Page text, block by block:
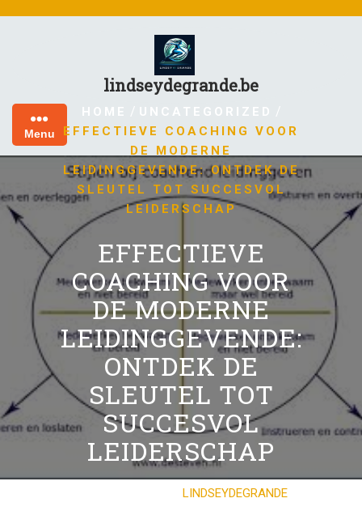
lindseydegrande.be
Menu
HOME / UNCATEGORIZED /
EFFECTIEVE COACHING VOOR
DE MODERNE
LEIDINGGEVENDE: ONTDEK DE
SLEUTEL TOT SUCCESVOL
LEIDERSCHAP
EFFECTIEVE
COACHING VOOR
DE MODERNE
LEIDINGGEVENDE:
ONTDEK DE
SLEUTEL TOT
SUCCESVOL
LEIDERSCHAP
LINDSEYDEGRANDE